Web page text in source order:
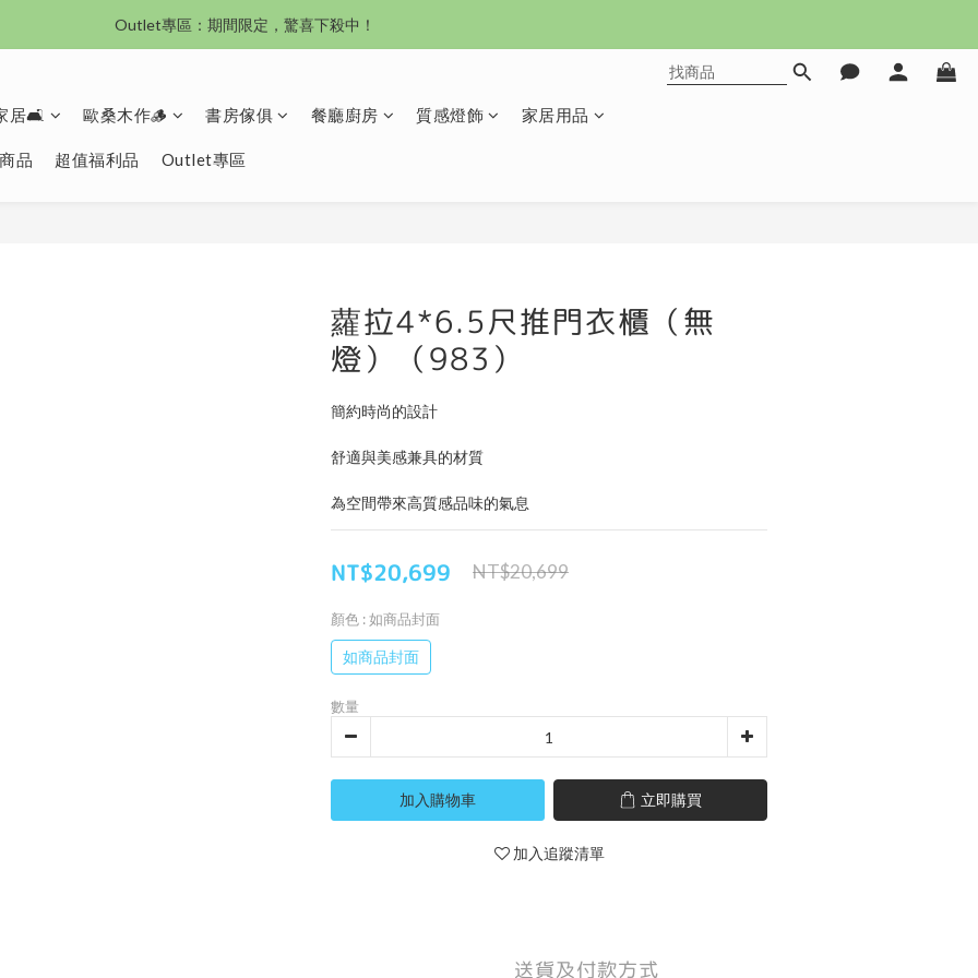
沙發新登場｜想躺就躺，頭等艙到商務艙一次擁有
沙發新登場｜想躺就躺，頭等艙到商務艙一次擁有
Outlet專區：期間限定，驚喜下殺中！
沙發新登場｜想躺就躺，頭等艙到商務艙一次擁有
居🛋️ 歐桑木作🪵 書房傢俱 餐廳廚房 質感燈飾 家居用品
品 超值福利品 Outlet專區
蘿拉4*6.5尺推門衣櫃（無
燈）（983）
簡約時尚的設計
舒適與美感兼具的材質
為空間帶來高質感品味的氣息
NT$20,699 NT$20,699
顏色 : 如商品封面
如商品封面
數量
加入購物車 立即購買
加入追蹤清單
送貨及付款方式